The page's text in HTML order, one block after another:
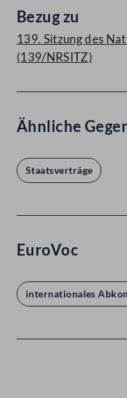
Bezug zu
139. Sitzung des
(139/NRSITZ)
Ähnliche
Staatsverträge
EuroVoc
internationales